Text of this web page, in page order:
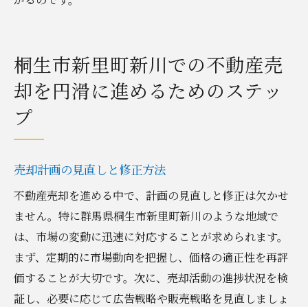
桐生市新里町新川での不動産売
却を円滑に進めるためのステッ
プ
売却計画の見直しと修正方法
不動産売却を進める中で、計画の見直しと修正は欠かせ
ません。特に群馬県桐生市新里町新川のような地域で
は、市場の変動に迅速に対応することが求められます。
まず、定期的に市場動向を把握し、価格の適正性を再評
価することが大切です。次に、売却活動の進捗状況を検
証し、必要に応じて広告戦略や販売戦略を見直しましょ